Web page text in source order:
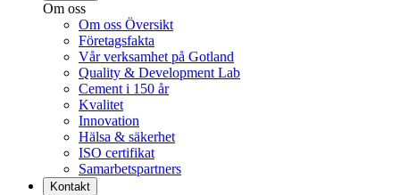
Om oss
Om oss Översikt
Företagsfakta
Vår verksamhet på Gotland
Quality & Development Lab
Cement i 150 år
Kvalitet
Innovation
Hälsa & säkerhet
ISO certifikat
Samarbetspartners
Kontakt